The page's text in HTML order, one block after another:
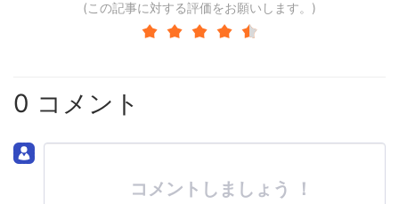
(この記事に対する評価をお願いします。)
0 コメント
コメントしましょう ！